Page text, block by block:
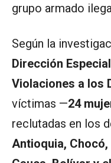
grupo armado
Según la
Dirección
Violaciones a los
víctimas —24
reclutadas en los
Antioquia,